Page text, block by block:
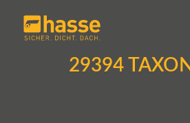
29394